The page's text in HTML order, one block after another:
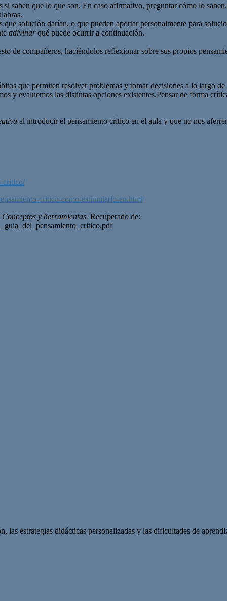
saben que lo que son. En caso afirmativo, preguntar cómo lo saben.
solución darían, o que pueden aportar personalmente para
adivinarqué puede ocurrir a continuación.
de compañeros, haciéndolos reflexionar sobre sus propios
que permiten resolver problemas y tomar decisiones a lo largo
y evaluemos las distintas opciones existentes.Pensar de forma
al introducir el pensamiento crítico en el aula y que no nos
critico/
critico-como-estimularlo-en.html
y herramientas. Recuperado de:
las estrategias didácticas personalizadas y las dificultades de